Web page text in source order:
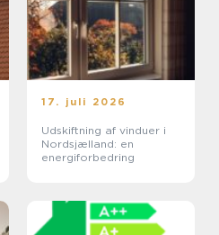
17. juli 2026
Udskiftning af vinduer i
Nordsjælland: en
energiforbedring